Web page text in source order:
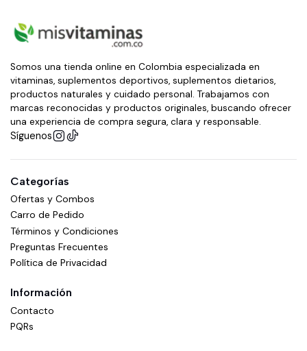
Somos una tienda online en Colombia especializada en
vitaminas, suplementos deportivos, suplementos dietarios,
productos naturales y cuidado personal. Trabajamos con
marcas reconocidas y productos originales, buscando ofrecer
una experiencia de compra segura, clara y responsable.
Síguenos
Categorías
Ofertas y Combos
Carro de Pedido
Términos y Condiciones
Preguntas Frecuentes
Política de Privacidad
Información
Contacto
PQRs